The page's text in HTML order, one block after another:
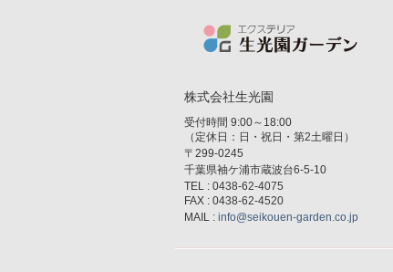
株式会社生光園
受付時間 9:00～18:00
（定休日：日・祝日・第2土曜日）
〒299-0245
千葉県袖ケ浦市蔵波台6-5-10
TEL : 0438-62-4075
FAX : 0438-62-4520
MAIL : info@seikouen-garden.co.jp